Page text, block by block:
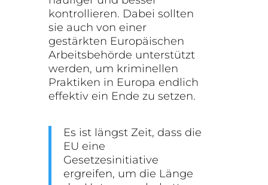
kontrollieren. Dabei sollten
sie auch von einer
gestärkten Europäischen
Arbeitsbehörde unterstützt
werden, um kriminellen
Praktiken in Europa endlich
effektiv ein Ende zu setzen.
Es ist längst Zeit, dass die
EU eine
Gesetzesinitiative
ergreifen, um die Länge